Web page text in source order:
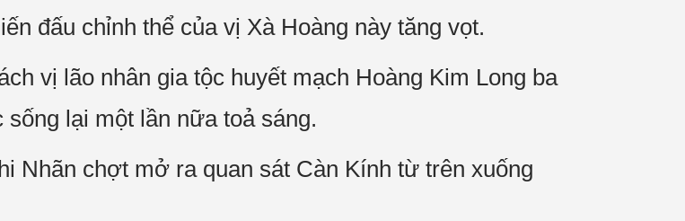
đấu chỉnh thể của vị Xà Hoàng này tăng vọt.
vị lão nhân gia tộc huyết mạch Hoàng Kim Long ba
lại một lần nữa toả sáng.
Nhãn chợt mở ra quan sát Càn Kính từ trên xuống